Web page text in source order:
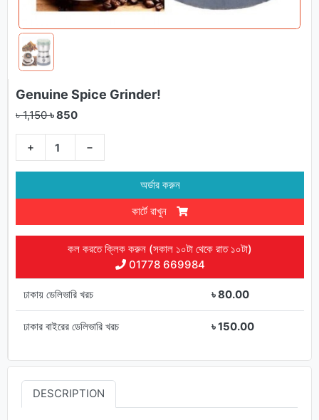
Genuine Spice Grinder!
৳ 1,150৳ 850
+ −
অর্ডার করুন
কার্টে রাখুন
কল করতে ক্লিক করুন (সকাল ১০টা থেকে রাত ১০টা)
01778 669984
ঢাকায় ডেলিভারি খরচ ৳ 80.00
ঢাকার বাইরের ডেলিভারি খরচ ৳ 150.00
DESCRIPTION